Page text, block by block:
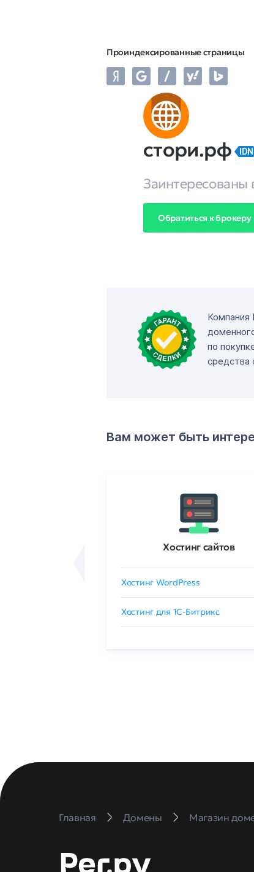
Проиндексированные страницы
стори.рф IDN
Обратиться к брокеру
Компания
по
средства
Вам может быть
Хостинг сайтов
Хостинг WordPress
Хостинг для 1C-Битрикс
Главная Домены Магазин